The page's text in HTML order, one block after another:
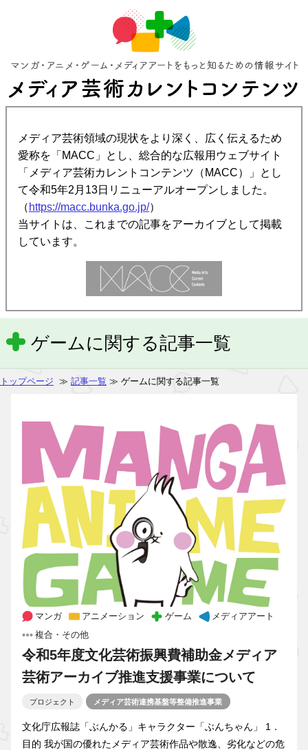
メディア芸術領域の現状をより深く、広く伝えるため
愛称を「MACC」とし、総合的な広報用ウェブサイト
「メディア芸術カレントコンテンツ（MACC）」とし
て令和5年2月13日リニューアルオープンしました。
（ https://macc.bunka.go.jp/）
当サイトは、これまでの記事をアーカイブとして掲載
しています。
ゲームに関する記事一覧
トップページ ≫ 記事一覧 ≫ ゲームに関する記事一覧
マンガ アニメーション ゲーム
メディアアート
複合・その他
令和5年度文化芸術振興費補助金メディア
芸術アーカイブ推進支援事業について
プロジェクト メディア芸術連携基盤等整備推進事業
文化庁広報誌「ぶんかる」キャラクター「ぶんちゃん」 1．
目的 我が国の優れたメディア芸術作品や散逸、劣化などの危